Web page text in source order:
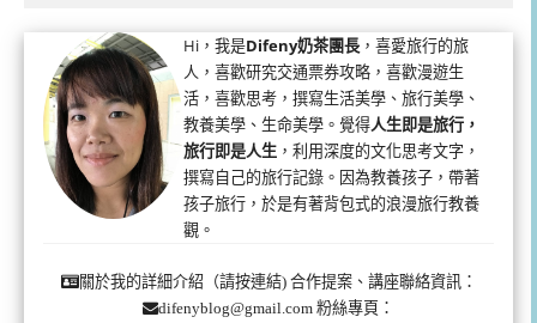
Hi，我是Difeny奶茶團長 ，喜愛旅行的旅
人，喜歡研究交通票券攻略，喜歡漫遊生
活，喜歡思考，撰寫生活美學、旅行美學、
教養美學、生命美學。覺得人生即是旅行，
旅行即是人生 ，利用深度的文化思考文字，
撰寫自己的旅行記錄。因為教養孩子，帶著
孩子旅行，於是有著背包式的浪漫旅行教養
觀。
關於我的詳細介紹（請按連結)合作提案、講座聯絡資訊：
difenyblog@gmail.com 粉絲專頁：